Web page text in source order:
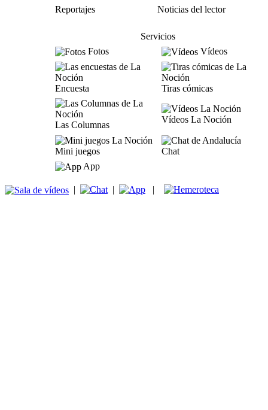
Reportajes
Noticias del lector
Servicios
Fotos
Vídeos
Encuesta Tiras cómicas
Las Columnas
Vídeos La Noción
Mini juegos
Chat
App
| | |